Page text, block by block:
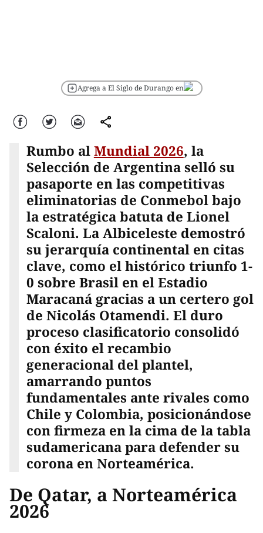
Agrega a El Siglo de Durango en
Facebook Twitter Correo comparte
Rumbo alMundial 2026, la
Selección de Argentina selló su
pasaporte en las competitivas
eliminatorias de Conmebol bajo
la estratégica batuta de Lionel
Scaloni. La Albiceleste demostró
su jerarquía continental en citas
clave, como el histórico triunfo 1-
0 sobre Brasil en el Estadio
Maracaná gracias a un certero gol
de Nicolás Otamendi. El duro
proceso clasificatorio consolidó
con éxito el recambio
generacional del plantel,
amarrando puntos
fundamentales ante rivales como
Chile y Colombia, posicionándose
con firmeza en la cima de la tabla
sudamericana para defender su
corona en Norteamérica.
De Qatar, a Norteamérica
2026